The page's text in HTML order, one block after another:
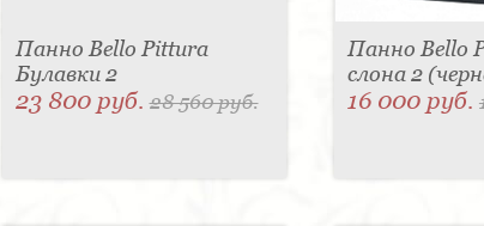
Панно Bello Pittura
Булавки 2
23 800 руб.28 560 руб.
Панно Bello
слона 2
16 000 руб.